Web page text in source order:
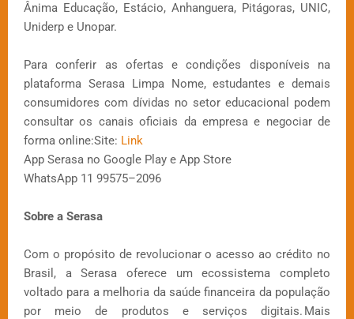
Ânima Educação, Estácio, Anhanguera, Pitágoras, UNIC,
Uniderp e Unopar.
Para conferir as ofertas e condições disponíveis na
plataforma Serasa Limpa Nome, estudantes e demais
consumidores com dívidas no setor educacional podem
consultar os canais oficiais da empresa e negociar de
forma online:Site: Link
App Serasa no Google Play e App Store
WhatsApp 11 99575–2096
Sobre a Serasa
Com o propósito de revolucionar o acesso ao crédito no
Brasil, a Serasa oferece um ecossistema completo
voltado para a melhoria da saúde financeira da população
por meio de produtos e serviços digitais. Mais